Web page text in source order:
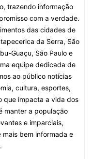
trazendo informação
com a verdade.
das cidades de
da Serra, São
Guaçu, São Paulo e
equipe dedicada de
ao público notícias
cultura, esportes,
que impacta a vida dos
manter a população
e imparciais,
bem informada e